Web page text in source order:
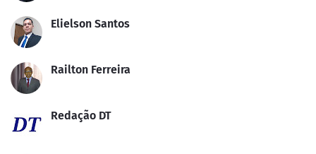
Elielson Santos
Railton Ferreira
Redação DT